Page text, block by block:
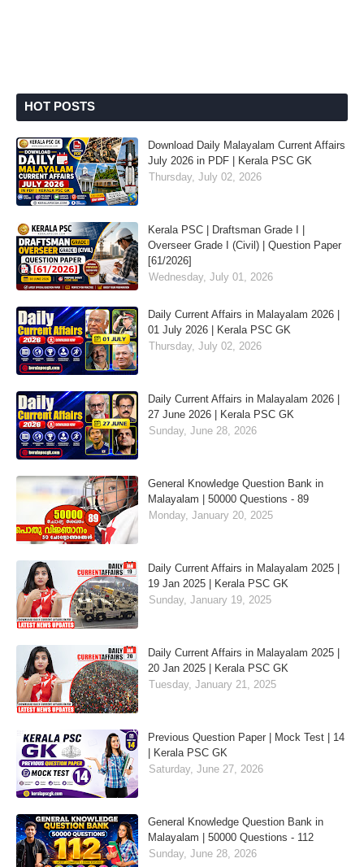
HOT POSTS
Download Daily Malayalam Current Affairs
July 2026 in PDF | Kerala PSC GK
Thursday, July 02, 2026
Kerala PSC | Draftsman Grade I |
Overseer Grade I (Civil) | Question Paper
[61/2026]
Wednesday, July 01, 2026
Daily Current Affairs in Malayalam 2026 |
01 July 2026 | Kerala PSC GK
Thursday, July 02, 2026
Daily Current Affairs in Malayalam 2026 |
27 June 2026 | Kerala PSC GK
Sunday, June 28, 2026
General Knowledge Question Bank in
Malayalam | 50000 Questions - 89
Monday, January 20, 2025
Daily Current Affairs in Malayalam 2025 |
19 Jan 2025 | Kerala PSC GK
Sunday, January 19, 2025
Daily Current Affairs in Malayalam 2025 |
20 Jan 2025 | Kerala PSC GK
Tuesday, January 21, 2025
Previous Question Paper | Mock Test | 14
| Kerala PSC GK
Saturday, June 27, 2026
General Knowledge Question Bank in
Malayalam | 50000 Questions - 112
Sunday, June 28, 2026